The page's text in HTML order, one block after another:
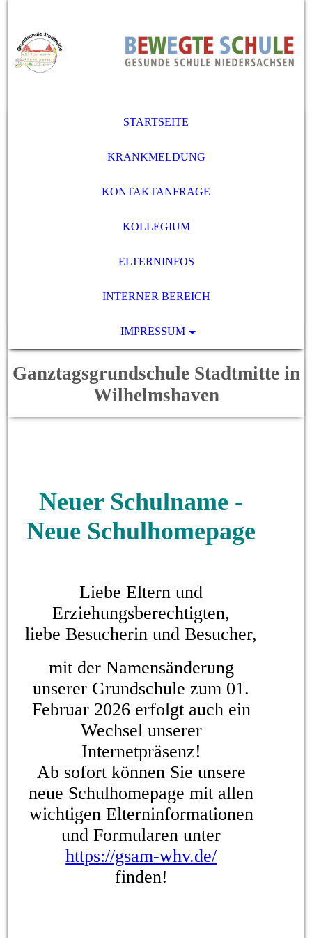
STARTSEITE
KRANKMELDUNG
KONTAKTANFRAGE
KOLLEGIUM
ELTERNINFOS
INTERNER BEREICH
IMPRESSUM
Ganztagsgrundschule Stadtmitte in
Wilhelmshaven
Neuer Schulname -
Neue Schulhomepage
Liebe Eltern und
Erziehungsberechtigten,
liebe Besucherin und Besucher,
mit der Namensänderung
unserer Grundschule zum 01.
Februar 2026 erfolgt auch ein
Wechsel unserer
Internetpräsenz!
Ab sofort können Sie unsere
neue Schulhomepage mit allen
wichtigen Elterninformationen
und Formularen unter
https://gsam-whv.de/
finden!